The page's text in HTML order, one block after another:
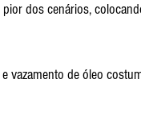
dos cenários,
vazamento de óleo